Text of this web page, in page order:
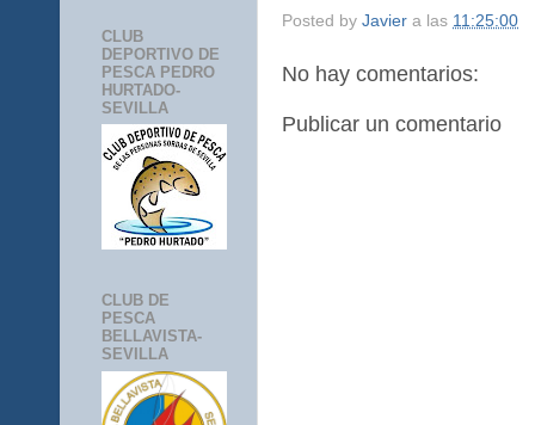
Posted by Javier a las 11:25:00
No hay comentarios:
Publicar un comentario
CLUB
DEPORTIVO DE
PESCA PEDRO
HURTADO-
SEVILLA
CLUB DE
PESCA
BELLAVISTA-
SEVILLA